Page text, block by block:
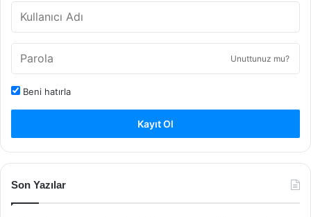
Unuttunuz mu?
Beni hatırla
Kayıt Ol
Son Yazılar